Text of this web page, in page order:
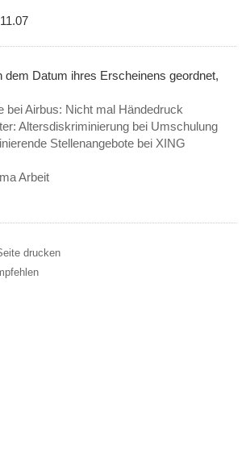
dem Datum ihres Erscheinens geordnet,
bei Airbus: Nicht mal Händedruck
Altersdiskriminierung bei Umschulung
Stellenangebote bei XING
Arbeit
drucken